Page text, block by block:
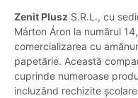
Zenit Plusz S.R.L., cu
Márton Áron la numărul
comercializarea cu
papetărie. Această
cuprinde numeroase
incluzând rechizite